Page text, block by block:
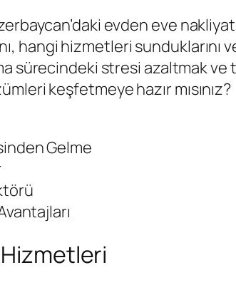
evden eve
hangi hizmetleri
sürecindeki stresi azaltmak
keşfetmeye hazır mısınız?
Gelme